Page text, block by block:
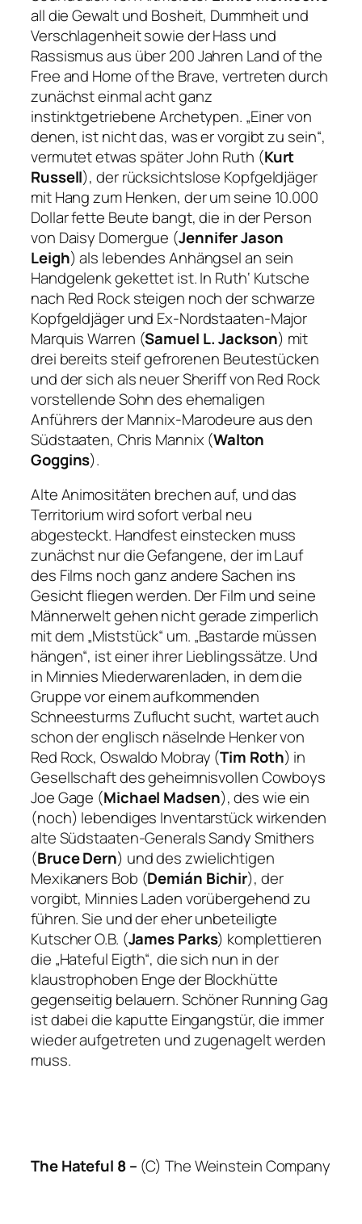
all die Gewalt und Bosheit, Dummheit und
Verschlagenheit sowie der Hass und
Rassismus aus über 200 Jahren Land of the
Free and Home of the Brave, vertreten durch
zunächst einmal acht ganz
instinktgetriebene Archetypen. „Einer von
denen, ist nicht das, was er vorgibt zu sein“,
vermutet etwas später John Ruth (Kurt
Russell), der rücksichtslose Kopfgeldjäger
mit Hang zum Henken, der um seine 10.000
Dollar fette Beute bangt, die in der Person
von Daisy Domergue (Jennifer Jason
Leigh) als lebendes Anhängsel an sein
Handgelenk gekettet ist. In Ruth‘ Kutsche
nach Red Rock steigen noch der schwarze
Kopfgeldjäger und Ex-Nordstaaten-Major
Marquis Warren (Samuel L. Jackson) mit
drei bereits steif gefrorenen Beutestücken
und der sich als neuer Sheriff von Red Rock
vorstellende Sohn des ehemaligen
Anführers der Mannix-Marodeure aus den
Südstaaten, Chris Mannix (Walton
Goggins).
Alte Animositäten brechen auf, und das
Territorium wird sofort verbal neu
abgesteckt. Handfest einstecken muss
zunächst nur die Gefangene, der im Lauf
des Films noch ganz andere Sachen ins
Gesicht fliegen werden. Der Film und seine
Männerwelt gehen nicht gerade zimperlich
mit dem „Miststück“ um. „Bastarde müssen
hängen“, ist einer ihrer Lieblingssätze. Und
in Minnies Miederwarenladen, in dem die
Gruppe vor einem aufkommenden
Schneesturms Zuflucht sucht, wartet auch
schon der englisch näselnde Henker von
Red Rock, Oswaldo Mobray (Tim Roth) in
Gesellschaft des geheimnisvollen Cowboys
Joe Gage (Michael Madsen), des wie ein
(noch) lebendiges Inventarstück wirkenden
alte Südstaaten-Generals Sandy Smithers
(Bruce Dern) und des zwielichtigen
Mexikaners Bob (Demián Bichir), der
vorgibt, Minnies Laden vorübergehend zu
führen. Sie und der eher unbeteiligte
Kutscher O.B. (James Parks) komplettieren
die „Hateful Eigth“, die sich nun in der
klaustrophoben Enge der Blockhütte
gegenseitig belauern. Schöner Running Gag
ist dabei die kaputte Eingangstür, die immer
wieder aufgetreten und zugenagelt werden
muss.
The Hateful 8– (C) The Weinstein Company